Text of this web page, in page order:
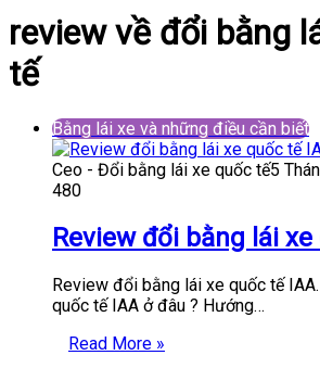
review về đổi bằng
tế
Bằng lái xe và những điều cần biết
Ceo - Đổi bằng lái xe quốc tế5
480
Review đổi bằng lái
Review đổi bằng lái xe quốc tế
quốc tế IAA ở đâu ? Hướng…
Read More »